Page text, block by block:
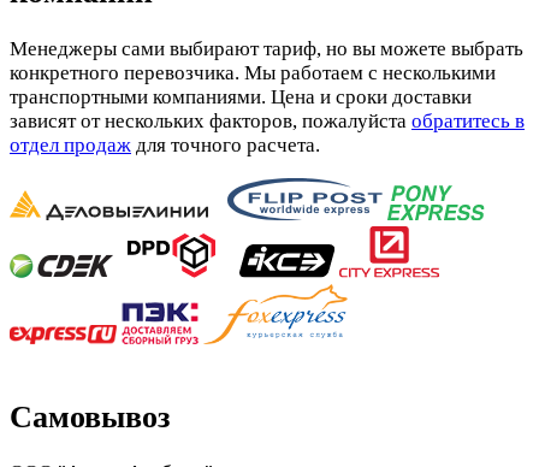
Менеджеры сами выбирают тариф, но вы можете выбрать
конкретного перевозчика. Мы работаем с несколькими
транспортными компаниями. Цена и сроки доставки
зависят от нескольких факторов, пожалуйста обратитесь в
отдел продаж для точного расчета.
Самовывоз